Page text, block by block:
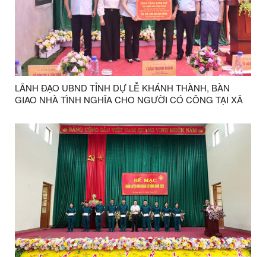
LÃNH ĐẠO UBND TỈNH DỰ LỄ KHÁNH THÀNH, BÀN
GIAO NHÀ TÌNH NGHĨA CHO NGƯỜI CÓ CÔNG TẠI XÃ